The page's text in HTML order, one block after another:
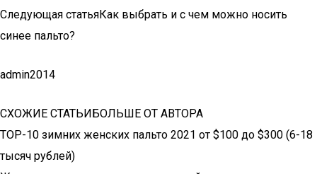
Следующая статьяКак выбрать и с чем можно носить
синее пальто?
admin2014
СХОЖИЕ СТАТЬИБОЛЬШЕ ОТ АВТОРА
TOP-10 зимних женских пальто 2021 от $100 до $300 (6-18
тысяч рублей)